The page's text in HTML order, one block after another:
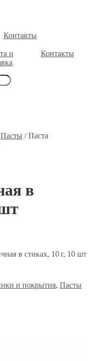
Контакты
и
Контакты
Пасты /Паста
в
в стиках, 10 г, 10 шт
и покрытия, Пасты